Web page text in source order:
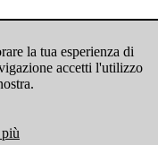
la tua esperienza di
accetti l'utilizzo